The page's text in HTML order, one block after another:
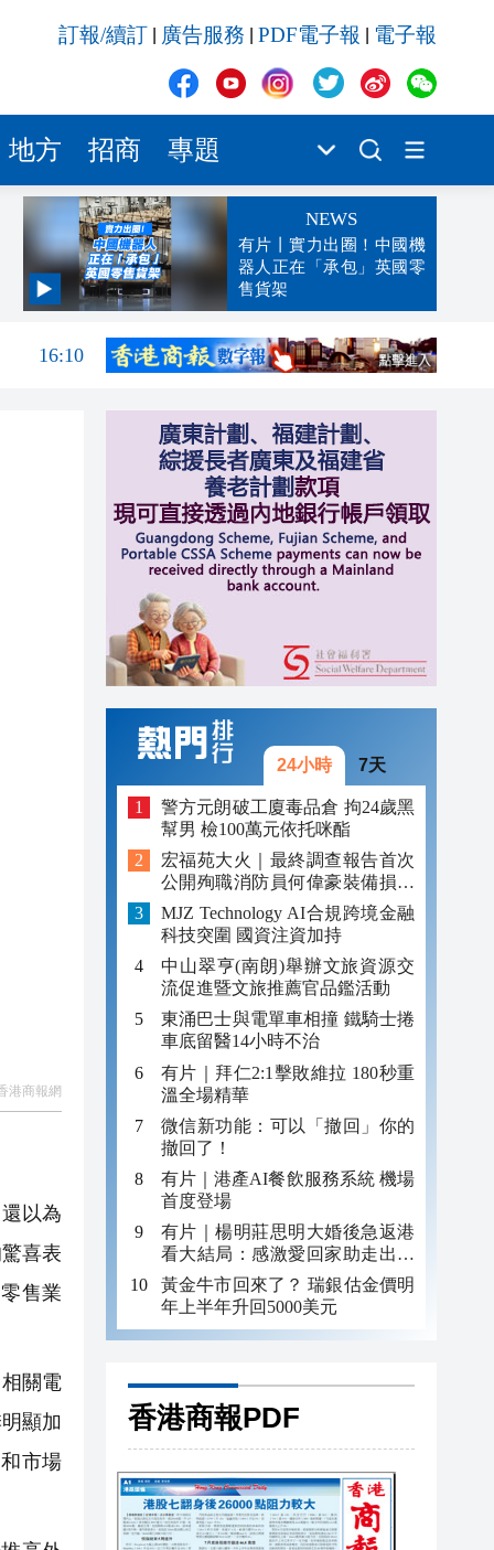
訂報/續訂 廣告服務 PDF電子報 電子報
地方 招商 專題
NEWS
有片丨實力出圈！中國機
器人正在「承包」英國零
售貨架
16:19
16:10
港商報網
以為
喜表
售業
關電
顯加
市場
24小時 7天
警方元朗破工廈毒品倉 拘24歲黑
幫男 檢100萬元依托咪酯
宏福苑大火｜最終調查報告首次
公開殉職消防員何偉豪裝備損毀
照片
MJZ Technology AI合規跨境金融
科技突圍 國資注資加持
中山翠亨(南朗)舉辦文旅資源交
流促進暨文旅推薦官品鑑活動
東涌巴士與電單車相撞 鐵騎士捲
車底留醫14小時不治
有片｜拜仁2:1擊敗維拉 180秒重
溫全場精華
微信新功能：可以「撤回」你的
撤回了！
有片｜港產AI餐飲服務系統 機場
首度登場
有片｜楊明莊思明大婚後急返港
看大結局：感激愛回家助走出低
谷 不捨大家庭
黃金牛市回來了？ 瑞銀估金價明
年上半年升回5000美元
香港商報PDF